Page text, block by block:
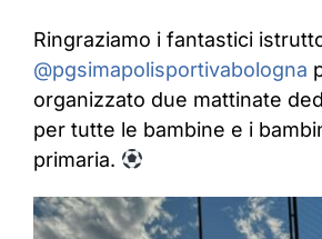
Ringraziamo i fantastici
@pgsimapolisportivabologna
organizzato due mattinate
per tutte le bambine e i
primaria.